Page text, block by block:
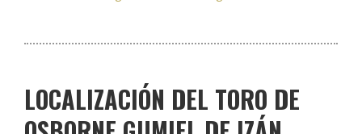
LOCALIZACIÓN DEL TORO DE